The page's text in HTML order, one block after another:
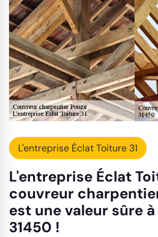
L'entreprise Éclat Toiture 31
L'entreprise Éclat
couvreur
est une valeur sûre
31450 !